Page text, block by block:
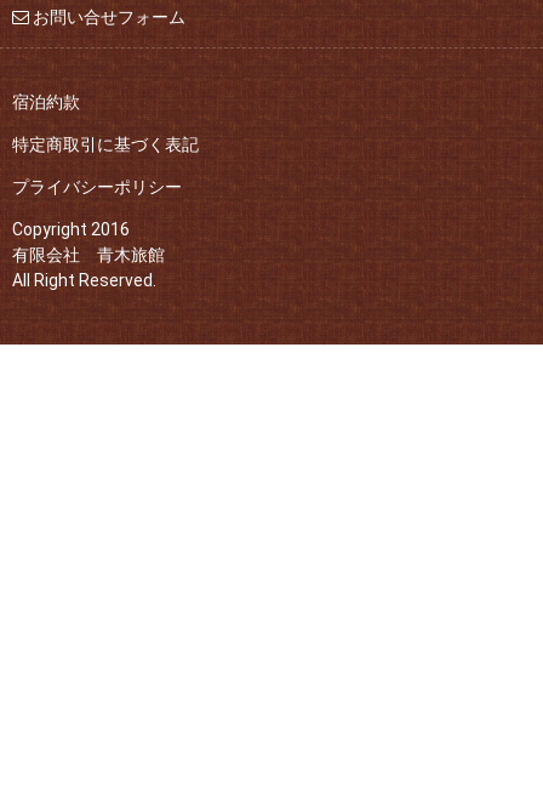
お問い合せフォーム
宿泊約款
特定商取引に基づく表記
プライバシーポリシー
Copyright 2016
有限会社 青木旅館
All Right Reserved.